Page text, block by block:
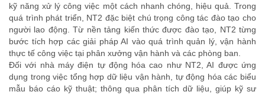
kỹ năng xử lý công việc một cách nhanh chóng, hiệu quả. Trong
quá trình phát triển, NT2 đặc biệt chú trọng công tác đào tạo cho
người lao động. Từ nền tảng kiến thức được đào tạo, NT2 từng
bước tích hợp các giải pháp AI vào quá trình quản lý, vận hành
thực tế công việc tại phân xưởng vận hành và các phòng ban.
Đối với nhà máy điện tự động hóa cao như NT2, AI được ứng
dụng trong việc tổng hợp dữ liệu vận hành, tự động hóa các biểu
mẫu báo cáo kỹ thuật; thông qua phân tích dữ liệu, giúp kỹ sư